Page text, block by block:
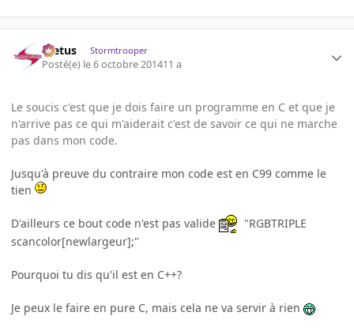
foetus Stormtrooper
Posté(e) le 6 octobre 201411 a
Le soucis c'est que je dois faire un programme en C et que je
n'arrive pas ce qui m'aiderait c'est de savoir ce qui ne marche
pas dans mon code.
Jusqu'à preuve du contraire mon code est en C99 comme le
tien
D'ailleurs ce bout code n'est pas valide
"RGBTRIPLE
scancolor[newlargeur];"
Pourquoi tu dis qu'il est en C++?
Je peux le faire en pure C, mais cela ne va servir à rien